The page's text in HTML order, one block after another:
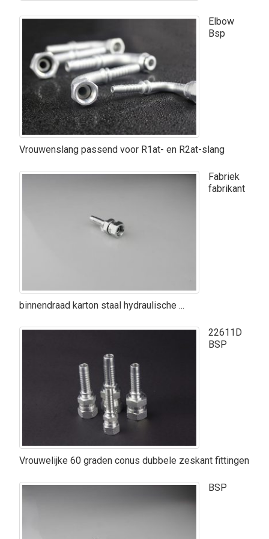
Elbow
Bsp
Vrouwenslang passend voor R1at- en R2at-slang
Fabriek
fabrikant
binnendraad karton staal hydraulische ...
22611D
BSP
Vrouwelijke 60 graden conus dubbele zeskant fittingen
BSP